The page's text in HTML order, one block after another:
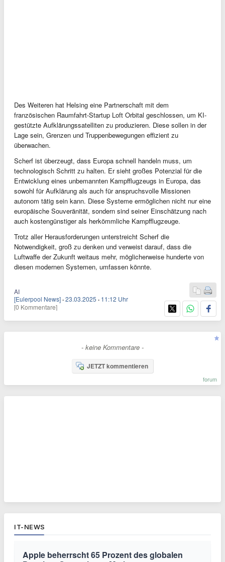
Des Weiteren hat Helsing eine Partnerschaft mit dem
französischen Raumfahrt-Startup Loft Orbital geschlossen, um KI-
gestützte Aufklärungssatelliten zu produzieren. Diese sollen in der
Lage sein, Grenzen und Truppenbewegungen effizient zu
überwachen.
Scherf ist überzeugt, dass Europa schnell handeln muss, um
technologisch Schritt zu halten. Er sieht großes Potenzial für die
Entwicklung eines unbemannten Kampfflugzeugs in Europa, das
sowohl für Aufklärung als auch für anspruchsvolle Missionen
autonom tätig sein kann. Diese Systeme ermöglichen nicht nur eine
europäische Souveränität, sondern sind seiner Einschätzung nach
auch kostengünstiger als herkömmliche Kampfflugzeuge.
Trotz aller Herausforderungen unterstreicht Scherf die
Notwendigkeit, groß zu denken und verweist darauf, dass die
Luftwaffe der Zukunft weitaus mehr, möglicherweise hunderte von
diesen modernen Systemen, umfassen könnte.
AI
[Eulerpool News] ·23.03.2025 · 11:12 Uhr
[0 Kommentare]
- keine Kommentare -
JETZT kommentieren
forum
IT-NEWS
Apple beherrscht 65 Prozent des globalen